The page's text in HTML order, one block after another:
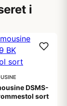
i
DSMS-
sort